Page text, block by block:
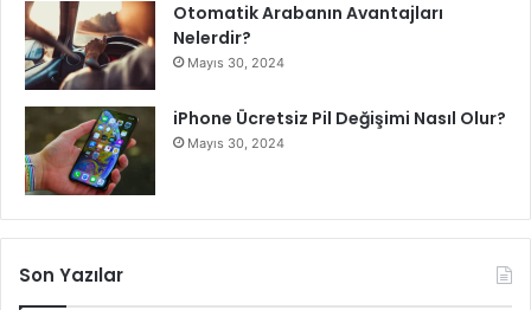
B
a
ş
d
Otomatik Arabanın Avantajları
Nelerdir?
Mayıs 30, 2024
iPhone Ücretsiz Pil Değişimi Nasıl Olur?
Mayıs 30, 2024
Son Yazılar